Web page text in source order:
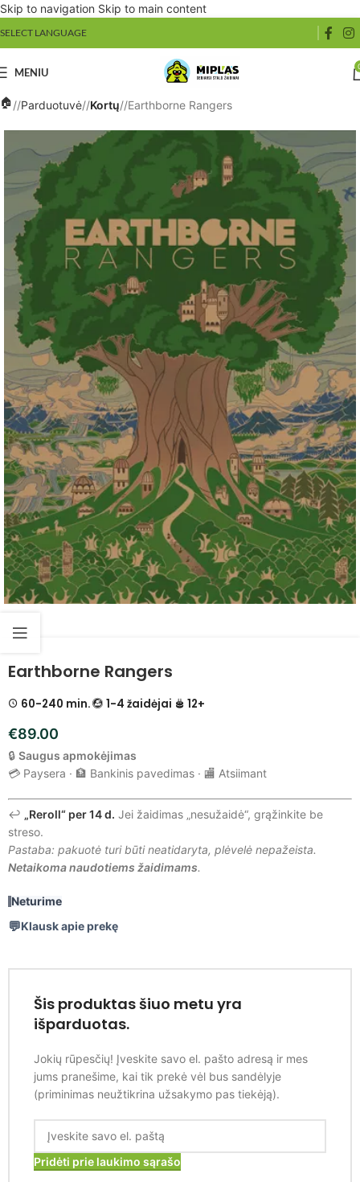
Skip to navigation Skip to main content
SELECT LANGUAGE
MENIU
/ Parduotuvė/ Kortų/ Earthborne Rangers
Earthborne Rangers
60-240 min. 1-4 žaidėjai 12+
€89.00
🔒 Saugus apmokėjimas
💳 Paysera · 🏦 Bankinis pavedimas · 🏬 Atsiimant
↩️ „Reroll“ per 14 d. Jei žaidimas „nesužaidė“, grąžinkite be
streso.
Pastaba: pakuotė turi būti neatidaryta, plėvelė nepažeista.
Netaikoma naudotiems žaidimams.
Neturime
Klausk apie prekę
Šis produktas šiuo metu yra
išparduotas.
Jokių rūpesčių! Įveskite savo el. pašto adresą ir mes
jums pranešime, kai tik prekė vėl bus sandėlyje
(priminimas neužtikrina užsakymo pas tiekėją).
Pridėti prie laukimo sąrašo